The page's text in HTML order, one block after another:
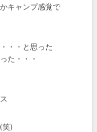
キャンプ感覚で
・・と思った
た・・・
笑)